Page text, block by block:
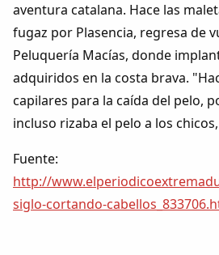
aventura catalana. Hace las
fugaz por Plasencia, regresa de
Peluquería Macías, donde
adquiridos en la costa brava.
capilares para la caída del pelo,
incluso rizaba el pelo a los
Fuente:
http://
siglo-cortando-